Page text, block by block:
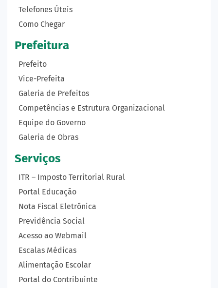
Telefones Úteis
Como Chegar
Prefeitura
Prefeito
Vice-Prefeita
Galeria de Prefeitos
Competências e Estrutura Organizacional
Equipe do Governo
Galeria de Obras
Serviços
ITR – Imposto Territorial Rural
Portal Educação
Nota Fiscal Eletrônica
Previdência Social
Acesso ao Webmail
Escalas Médicas
Alimentação Escolar
Portal do Contribuinte